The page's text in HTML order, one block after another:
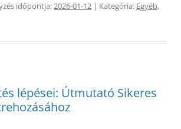
időpontja:2026-01-12 | Kategória: Egyéb,
lépései: Útmutató Sikeres